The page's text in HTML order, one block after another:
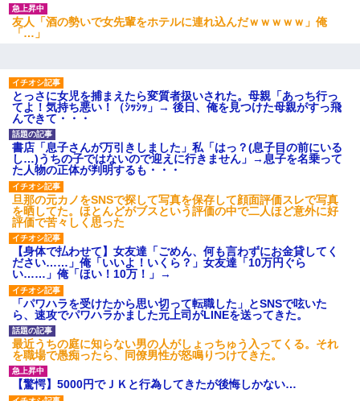
友人「酒の勢いで女先輩をホテルに連れ込んだｗｗｗｗｗ」俺
「…」
とっさに女児を捕まえたら変質者扱いされた。母親「あっち行っ
てよ！気持ち悪い！（ｼｯｼｯ」→ 後日、俺を見つけた母親がすっ飛
んできて・・・
書店「息子さんが万引きしました」私「はっ？(息子目の前にいる
し…)うちの子ではないので迎えに行きません」→息子を名乗って
た人物の正体が判明するも・・・
旦那の元カノをSNSで探して写真を保存して顔面評価スレで写真
を晒してた。ほとんどがブスという評価の中で二人ほど意外に好
評価で苦々しく思った
【身体で払わせて】女友達「ごめん、何も言わずにお金貸してく
ださい……」俺「いいよ！いくら？」女友達「10万円ぐら
い……」俺「ほい！10万！」→
「パワハラを受けたから思い切って転職した」とSNSで呟いた
ら、速攻でパワハラかました元上司がLINEを送ってきた。
最近うちの庭に知らない男の人がしょっちゅう入ってくる。それ
を職場で愚痴ったら、同僚男性が怒鳴りつけてきた。
【驚愕】5000円でＪＫと行為してきたが後悔しかない…